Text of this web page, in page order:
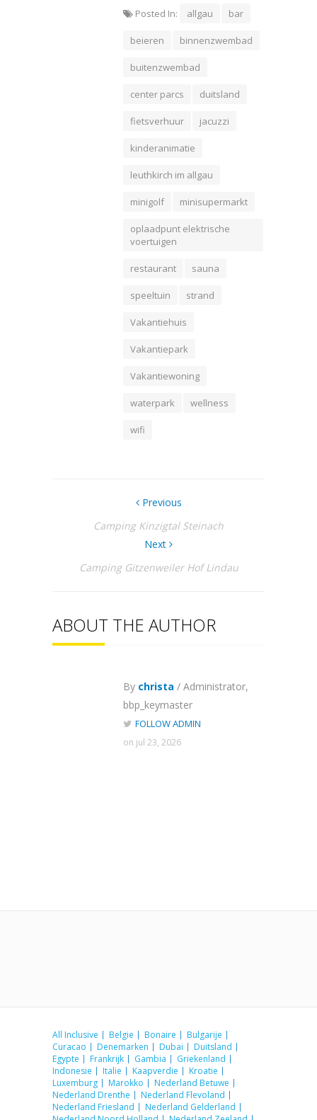
Posted In: allgau bar
beieren binnenzwembad
buitenzwembad
center parcs duitsland
fietsverhuur jacuzzi
kinderanimatie
leuthkirch im allgau
minigolf minisupermarkt
oplaadpunt elektrische
voertuigen
restaurant sauna
speeltuin strand
Vakantiehuis
Vakantiepark
Vakantiewoning
waterpark wellness
wifi
Previous
Camping Kinzigtal Steinach
Next
Camping Gitzenweiler Hof Lindau
ABOUT THE AUTHOR
By christa / Administrator,
bbp_keymaster
FOLLOW ADMIN
on jul 23, 2026
All Inclusive Belgie Bonaire
Bulgarije
Curacao
Denemarken Dubai
Duitsland
Egypte
Frankrijk Gambia
Griekenland
Indonesie
Italie Kaapverdie
Kroatie
Luxemburg
Marokko
Nederland Betuwe
Nederland Drenthe
Nederland Flevoland
Nederland Friesland
Nederland Gelderland